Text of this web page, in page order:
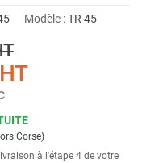
Modèle :TR 45
HT
Corse)
à l'étape 4 de votre